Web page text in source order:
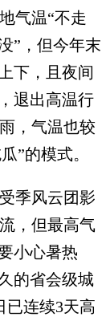
气温“不走
”，但今年末
下，且夜间
退出高温行
，气温也较
”的模式。
季风云团影
，但最高气
小心暑热
的省会级城
已连续3天高